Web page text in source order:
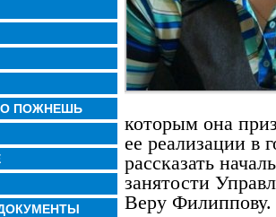
ПОЖНЕШЬ
которым она
ее реализации в
рассказать
занятости
Веру Филиппову.